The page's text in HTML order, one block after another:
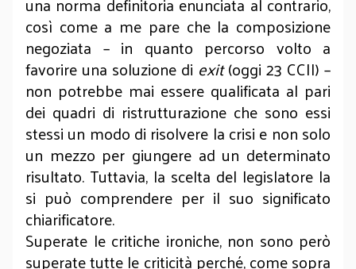
così come a me pare che la composizione
negoziata – in quanto percorso volto a
favorire una soluzione di exit(oggi 23 CCII) –
non potrebbe mai essere qualificata al pari
dei quadri di ristrutturazione che sono essi
stessi un modo di risolvere la crisi e non solo
un mezzo per giungere ad un determinato
risultato. Tuttavia, la scelta del legislatore la
si può comprendere per il suo significato
chiarificatore.
Superate le critiche ironiche, non sono però
superate tutte le criticità perché, come sopra